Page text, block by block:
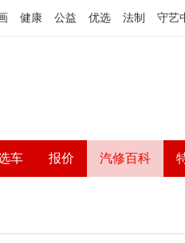
健康 公益 优选 法制 守艺
车 报价 汽修百科